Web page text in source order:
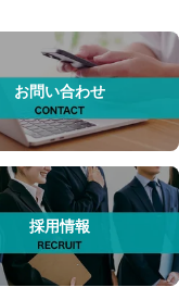
お問い合わせ
採用情報